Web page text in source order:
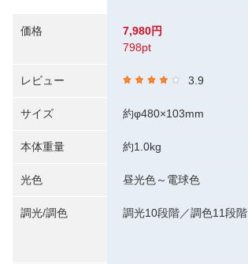
価格
レビュー
サイズ
本体重量
光色
調光/調色
7,980円
798pt
3.9
約φ480×103mm
約1.0kg
昼光色～電球色
調光10段階／調色11段階